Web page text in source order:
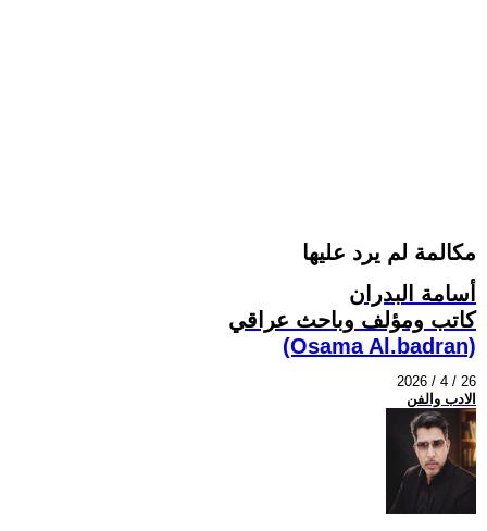
مكالمة لم يرد عليها
أسامة البدران
كاتب ومؤلف وباحث عراقي
(Osama Al.badran)
2026 / 4 / 26
الادب والفن